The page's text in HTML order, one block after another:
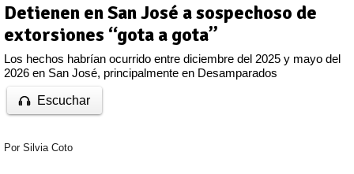
Detienen en San José a sospechoso de
extorsiones “gota a gota”
Los hechos habrían ocurrido entre diciembre del 2025 y mayo del
2026 en San José, principalmente en Desamparados
Escuchar
Por Silvia Coto